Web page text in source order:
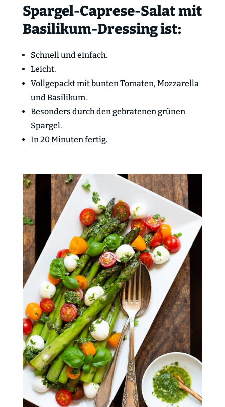
Spargel-Caprese-Salat mit
Basilikum-Dressing ist:
Schnell und einfach.
Leicht.
Vollgepackt mit bunten Tomaten, Mozzarella
und Basilikum.
Besonders durch den gebratenen grünen
Spargel.
In 20 Minuten fertig.